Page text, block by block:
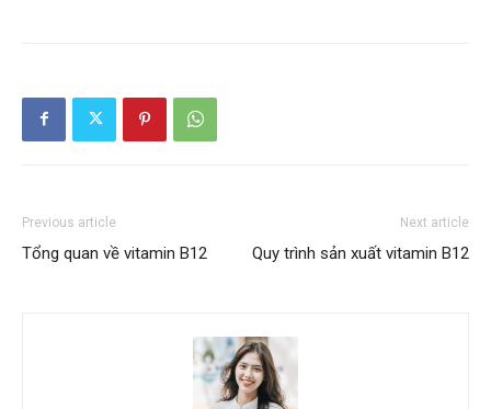
Previous article
Tổng quan về vitamin B12
Next article
Quy trình sản xuất vitamin B12